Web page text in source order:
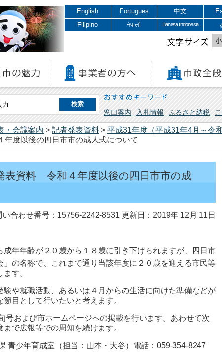
English Portugues 中文
Filipino
नेपाली Bahasa Indonesia
文字サイズ
おすすめキーワード
窓口案内 入札情報 ふるさと納税
・会議案内 > 記者発表資料 > 平成31年度（平成31年4月～令
度以後の四日市市の成人式について
資料 令和４年度以後の四日市市の成
い合わせ番号：15756-2242-8531 更新日：2019年 12月 11日
年年齢が２０歳から１８歳に引き下げられますが、四日市
」の名称で、これまで通り当該年度に２０歳を迎える市民等
す。
験や就職活動、あるいは４月からの生活に向けた準備などが
目として行いたいと考えます。
号および市ホームページへの掲載を行います。あわせて次
で広報等での周知を続けます。
青少年育成室（担当：山本・大谷） 電話：059-354-8247